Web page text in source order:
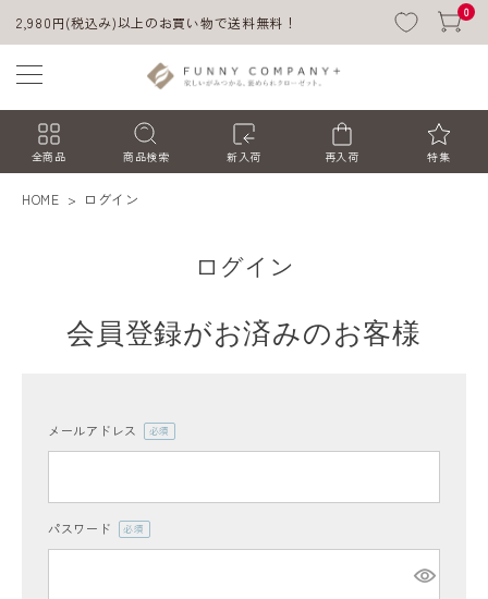
2,980円(税込み)以上のお買い物で送料無料！
0
全商品 商品検索 新入荷 再入荷 特集
HOME ログイン
ログイン
会員登録がお済みのお客様
メールアドレス
(必
パスワード
(必